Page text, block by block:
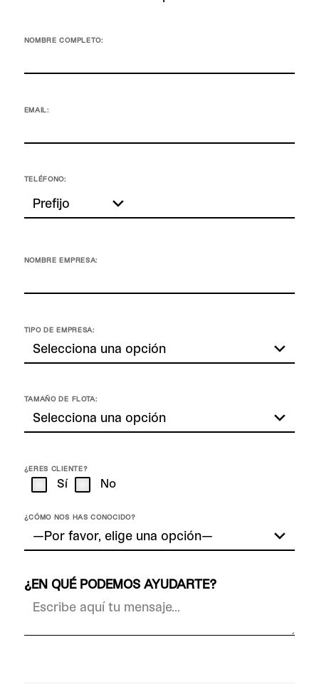
NOMBRE COMPLETO:
EMAIL:
TELÉFONO:
NOMBRE EMPRESA:
TIPO DE EMPRESA:
TAMAÑO DE FLOTA:
¿ERES CLIENTE?
Sí No
¿CÓMO NOS HAS CONOCIDO?
¿EN QUÉ PODEMOS AYUDARTE?